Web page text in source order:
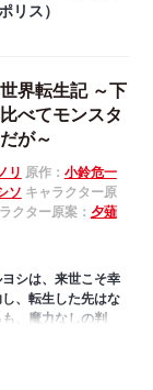
リス）
界転生記 ～下
べてモンスタ
が～
リ 原作： 小鈴危一
ソ キャラクター原
クター原案： 夕薙
シは、来世こそ幸
、転生した先はな
、魔力なしの判
及ばなくて……あ
えたあまたの妖怪